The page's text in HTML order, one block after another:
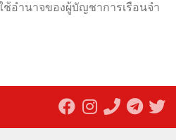
ช้อำนาจของผู้บัญชาการเรือนจำ